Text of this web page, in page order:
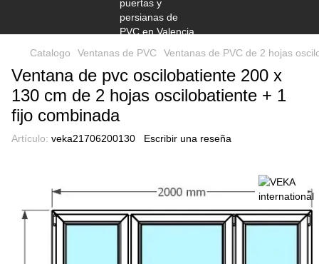
Catalogo Ventanas de PVC Ventanas de PVC de 2 hojas
Ventana de pvc oscilobatiente 200 x
130 cm de 2 hojas oscilobatiente + 1
fijo combinada
Artículo: veka21706200130 Escribir una reseña